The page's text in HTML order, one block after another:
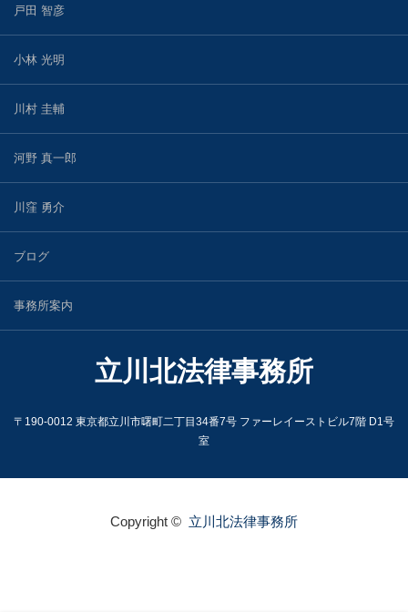
戸田 智彦
小林 光明
川村 圭輔
河野 真一郎
川窪 勇介
ブログ
事務所案内
立川北法律事務所
〒190-0012 東京都立川市曙町二丁目34番7号 ファーレイーストビル7階 D1号
室
Copyright © 立川北法律事務所